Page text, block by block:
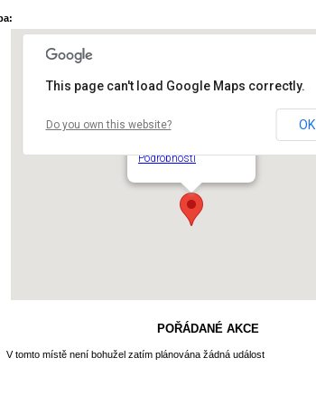
Nákupní centrum Eden
Podrobnosti
This page can't load Google Maps correctly.
Do you own this website? OK
POŘÁDANÉ AKCE
V tomto místě není bohužel zatím plánována žádná událost